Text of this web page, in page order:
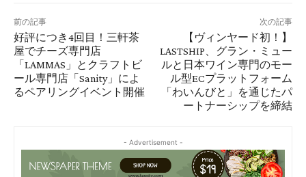
前の記事
好評につき4回目！三軒茶
屋でチーズ専門店
「LAMMAS」とクラフトビ
ール専門店「Sanity」によ
るペアリングイベント開催
次の記事
【ヴィンヤード初！】
LASTSHIP、グラン・ミュー
ルと日本ワイン専門のモー
ル型ECプラットフォーム
「わいんびと」を通じたパ
ートナーシップを締結
- Advertisement -